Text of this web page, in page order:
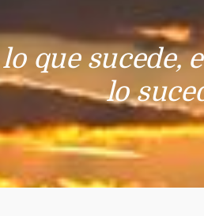
que sucede,
lo